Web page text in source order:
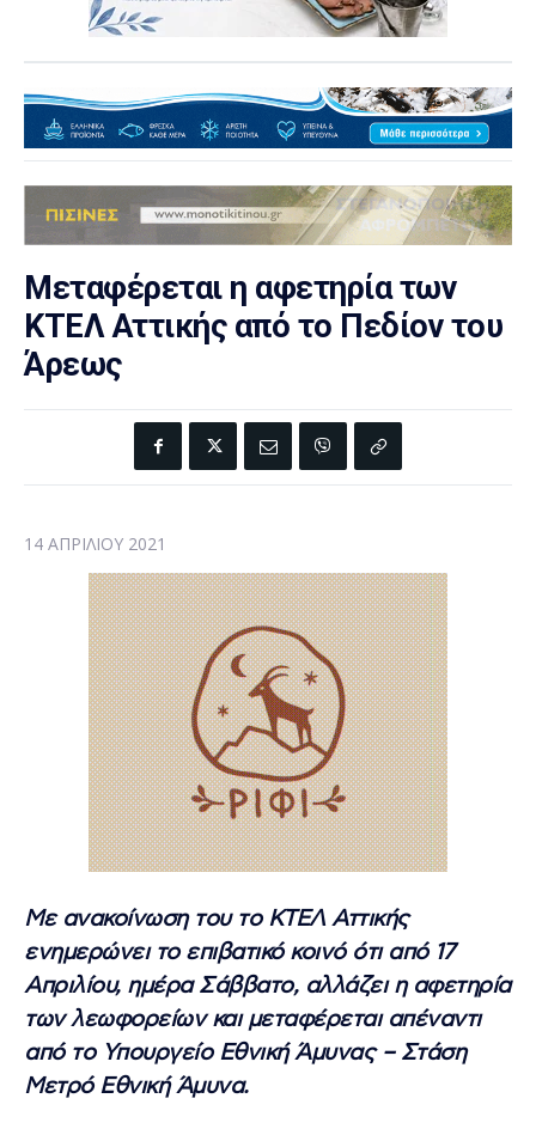
Μεταφέρεται η αφετηρία των
ΚΤΕΛ Αττικής από το Πεδίον του
Άρεως
14 ΑΠΡΙΛΊΟΥ 2021
Με ανακοίνωση του το ΚΤΕΛ Αττικής
ενημερώνει το επιβατικό κοινό ότι από 17
Απριλίου, ημέρα Σάββατο, αλλάζει η αφετηρία
των λεωφορείων και μεταφέρεται απέναντι
από το Υπουργείο Εθνική Άμυνας – Στάση
Μετρό Εθνική Άμυνα.